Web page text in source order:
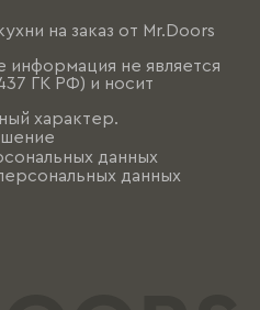
на заказ от Mr.Doors
информация не является
ГК РФ) и носит
характер.
данных
данных